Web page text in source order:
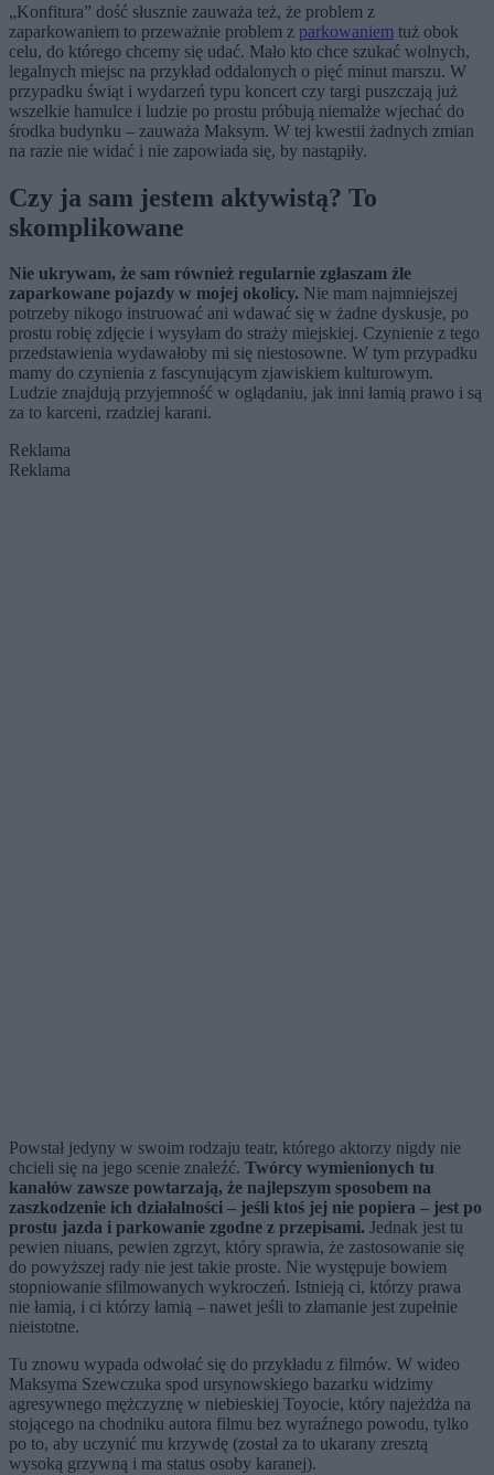
„Konfitura” dość słusznie zauważa też, że problem z
zaparkowaniem to przeważnie problem z parkowaniem tuż obok
celu, do którego chcemy się udać. Mało kto chce szukać wolnych,
legalnych miejsc na przykład oddalonych o pięć minut marszu. W
przypadku świąt i wydarzeń typu koncert czy targi puszczają już
wszelkie hamulce i ludzie po prostu próbują niemalże wjechać do
środka budynku – zauważa Maksym. W tej kwestii żadnych zmian
na razie nie widać i nie zapowiada się, by nastąpiły.
Czy ja sam jestem aktywistą? To
skomplikowane
Nie ukrywam, że sam również regularnie zgłaszam źle
zaparkowane pojazdy w mojej okolicy. Nie mam najmniejszej
potrzeby nikogo instruować ani wdawać się w żadne dyskusje, po
prostu robię zdjęcie i wysyłam do straży miejskiej. Czynienie z tego
przedstawienia wydawałoby mi się niestosowne. W tym przypadku
mamy do czynienia z fascynującym zjawiskiem kulturowym.
Ludzie znajdują przyjemność w oglądaniu, jak inni łamią prawo i są
za to karceni, rzadziej karani.
Reklama
Reklama
Powstał jedyny w swoim rodzaju teatr, którego aktorzy nigdy nie
chcieli się na jego scenie znaleźć. Twórcy wymienionych tu
kanałów zawsze powtarzają, że najlepszym sposobem na
zaszkodzenie ich działalności – jeśli ktoś jej nie popiera – jest po
prostu jazda i parkowanie zgodne z przepisami. Jednak jest tu
pewien niuans, pewien zgrzyt, który sprawia, że zastosowanie się
do powyższej rady nie jest takie proste. Nie występuje bowiem
stopniowanie sfilmowanych wykroczeń. Istnieją ci, którzy prawa
nie łamią, i ci którzy łamią – nawet jeśli to złamanie jest zupełnie
nieistotne.
Tu znowu wypada odwołać się do przykładu z filmów. W wideo
Maksyma Szewczuka spod ursynowskiego bazarku widzimy
agresywnego mężczyznę w niebieskiej Toyocie, który najeżdża na
stojącego na chodniku autora filmu bez wyraźnego powodu, tylko
po to, aby uczynić mu krzywdę (został za to ukarany zresztą
wysoką grzywną i ma status osoby karanej).